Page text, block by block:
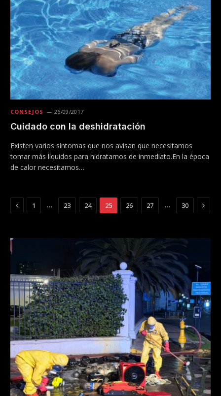
CONSEJOS 26/09/2017
Cuidado con la deshidratación
Existen varios síntomas que nos avisan que necesitamos
tomar más líquidos para hidratarnos de inmediato.En la época
de calor necesitamos…
Previous
1 … 23 24 25 26 27 … 30 Next